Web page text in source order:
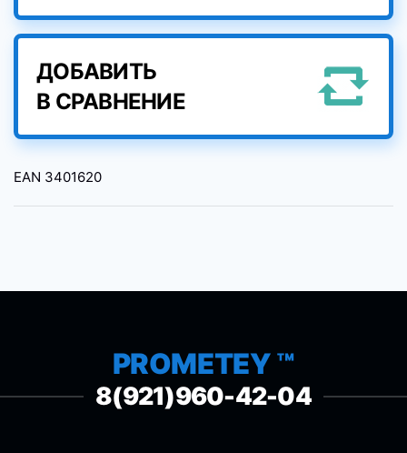
ДОБАВИТЬ
В СРАВНЕНИЕ
EAN 3401620
PROMETEY ™
8(921)960-42-04